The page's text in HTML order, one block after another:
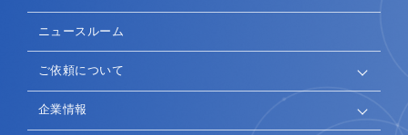
ニュースルーム
ご依頼について
企業情報